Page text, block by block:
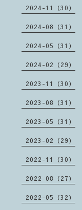
2024-11（30）
2024-08（31）
2024-05（31）
2024-02（29）
2023-11（30）
2023-08（31）
2023-05（31）
2023-02（29）
2022-11（30）
2022-08（27）
2022-05（32）